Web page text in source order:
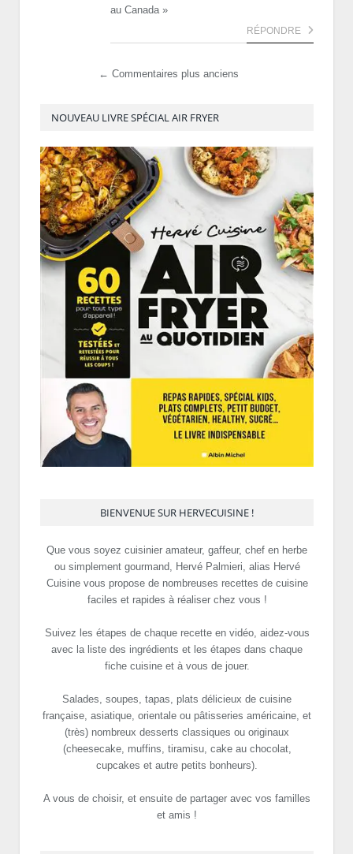
au Canada »
RÉPONDRE
← Commentaires plus anciens
NOUVEAU LIVRE SPÉCIAL AIR FRYER
BIENVENUE SUR HERVECUISINE !
Que vous soyez cuisinier amateur, gaffeur, chef en herbe
ou simplement gourmand, Hervé Palmieri, alias Hervé
Cuisine vous propose de nombreuses recettes de cuisine
faciles et rapides à réaliser chez vous !
Suivez les étapes de chaque recette en vidéo, aidez-vous
avec la liste des ingrédients et les étapes dans chaque
fiche cuisine et à vous de jouer.
Salades, soupes, tapas, plats délicieux de cuisine
française, asiatique, orientale ou pâtisseries américaine, et
(très) nombreux desserts classiques ou originaux
(cheesecake, muffins, tiramisu, cake au chocolat,
cupcakes et autre petits bonheurs).
A vous de choisir, et ensuite de partager avec vos familles
et amis !